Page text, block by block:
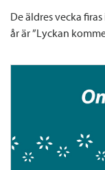
De äldres vecka
år är ”Lyckan